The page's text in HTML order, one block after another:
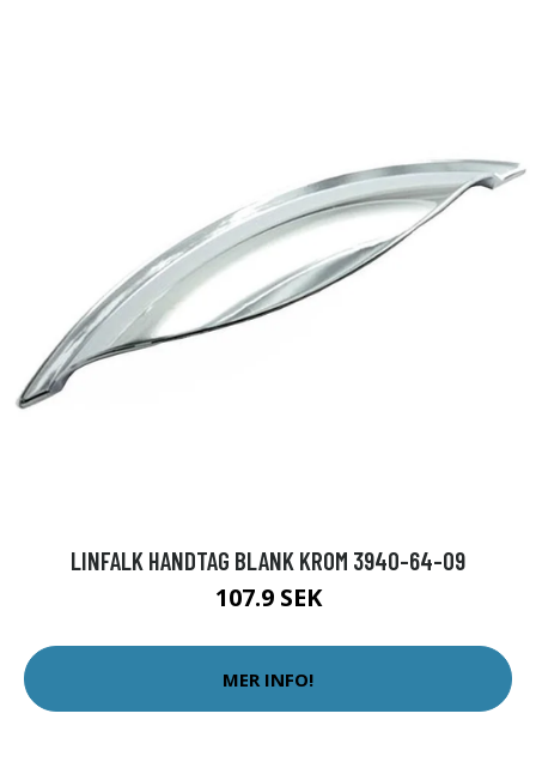
LINFALK HANDTAG BLANK KROM 3940-64-09
107.9 SEK
MER INFO!